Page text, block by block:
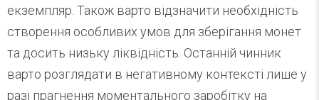
екземпляр. Також варто відзначити необхідність
створення особливих умов для зберігання монет
та досить низьку ліквідність. Останній чинник
варто розглядати в негативному контексті лише у
разі прагнення моментального заробітку на